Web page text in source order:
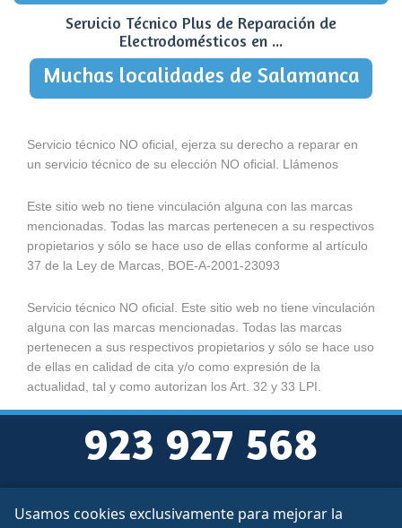
Servicio Técnico Plus de Reparación de
Electrodomésticos en ...
Muchas localidades de Salamanca
Servicio técnico NO oficial, ejerza su derecho a reparar en
un servicio técnico de su elección NO oficial. Llámenos
Este sitio web no tiene vinculación alguna con las marcas
mencionadas. Todas las marcas pertenecen a su respectivos
propietarios y sólo se hace uso de ellas conforme al artículo
37 de la Ley de Marcas, BOE-A-2001-23093
Servicio técnico NO oficial. Este sitio web no tiene vinculación
alguna con las marcas mencionadas. Todas las marcas
pertenecen a sus respectivos propietarios y sólo se hace uso
de ellas en calidad de cita y/o como expresión de la
actualidad, tal y como autorizan los Art. 32 y 33 LPI.
923 927 568
Aviso legal
Usamos cookies exclusivamente para mejorar la